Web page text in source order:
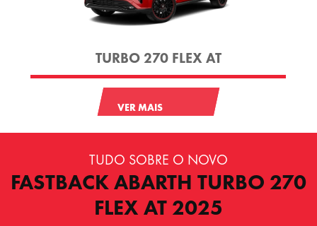
TURBO 270 FLEX AT
VER MAIS
TUDO SOBRE O NOVO
FASTBACK ABARTH TURBO 270
FLEX AT 2025